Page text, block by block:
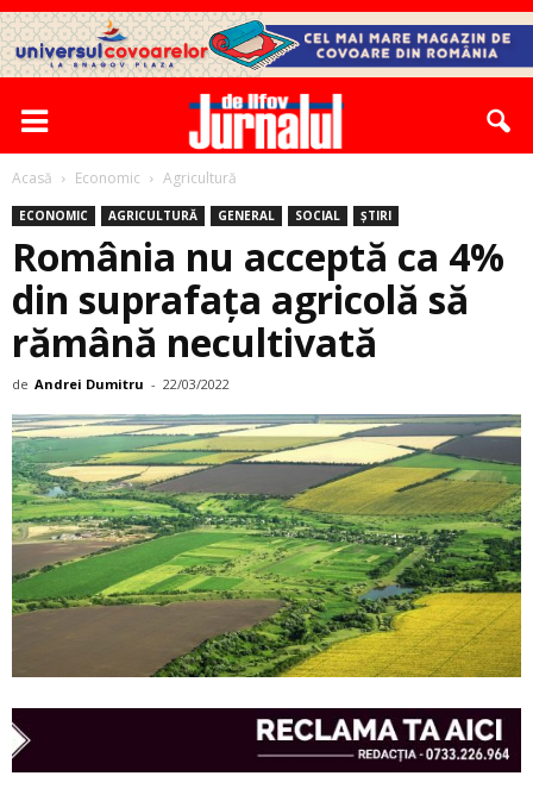
Acasă Economic Agricultură
ECONOMIC AGRICULTURĂ GENERAL SOCIAL ȘTIRI
România nu acceptă ca 4%
din suprafaţa agricolă să
rămână necultivată
de Andrei Dumitru - 22/03/2022